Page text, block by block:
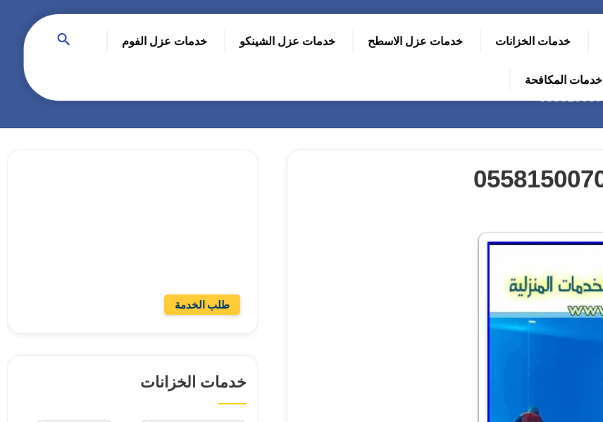
خدمات الخزانات خدمات عزل الاسطح خدمات عزل الشينكو خدمات عزل الفوم
خدمات المكافحة
طلب الخدمة
خدمات الخزانات